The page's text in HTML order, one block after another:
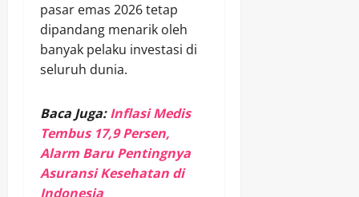
pasar emas 2026 tetap
dipandang menarik oleh
banyak pelaku investasi di
seluruh dunia.
Baca Juga:Inflasi Medis
Tembus 17,9 Persen,
Alarm Baru Pentingnya
Asuransi Kesehatan di
Indonesia